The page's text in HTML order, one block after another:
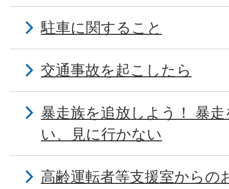
駐車に関すること
交通事故を起こしたら
暴走族を追放しよう！ 暴
い、見に行かない
高齢運転者等支援室からの